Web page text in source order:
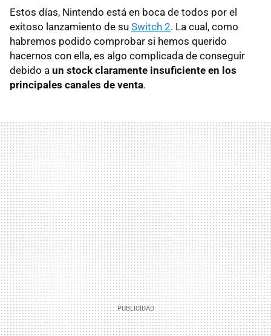
Estos días, Nintendo está en boca de todos por el
exitoso lanzamiento de su Switch 2. La cual, como
habremos podido comprobar si hemos querido
hacernos con ella, es algo complicada de conseguir
debido a un stock claramente insuficiente en los
principales canales de venta.